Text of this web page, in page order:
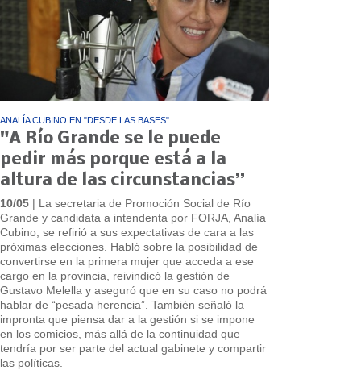
ANALÍA CUBINO EN "DESDE LAS BASES"
"A Río Grande se le puede
pedir más porque está a la
altura de las circunstancias”
10/05 | La secretaria de Promoción Social de Río
Grande y candidata a intendenta por FORJA, Analía
Cubino, se refirió a sus expectativas de cara a las
próximas elecciones. Habló sobre la posibilidad de
convertirse en la primera mujer que acceda a ese
cargo en la provincia, reivindicó la gestión de
Gustavo Melella y aseguró que en su caso no podrá
hablar de “pesada herencia”. También señaló la
impronta que piensa dar a la gestión si se impone
en los comicios, más allá de la continuidad que
tendría por ser parte del actual gabinete y compartir
las políticas.